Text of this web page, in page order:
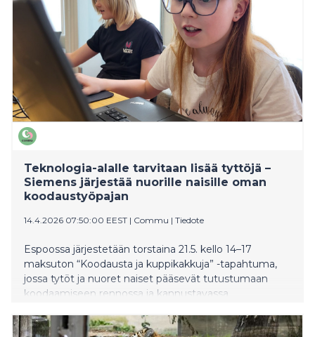
Teknologia-alalle tarvitaan lisää tyttöjä –
Siemens järjestää nuorille naisille oman
koodaustyöpajan
14.4.2026 07:50:00 EEST | Commu | Tiedote
Espoossa järjestetään torstaina 21.5. kello 14–17
maksuton “Koodausta ja kuppikakkuja” -tapahtuma,
jossa tytöt ja nuoret naiset pääsevät tutustumaan
koodaamiseen rennossa ja kannustavassa
Talolla.